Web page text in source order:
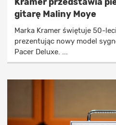
gitarę Maliny Moye
Marka Kramer świętuje 50-
prezentując nowy model
Pacer Deluxe. ...